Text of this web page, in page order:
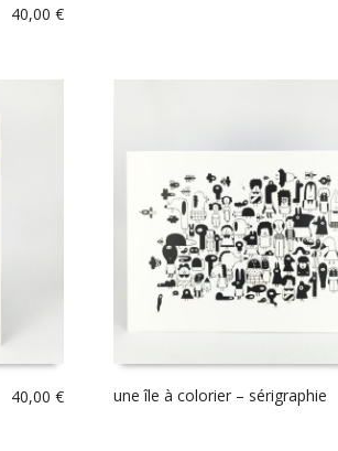
40,00€
40,00€ une île à colorier – sérigraphie